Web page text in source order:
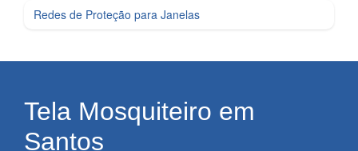
Redes de Proteção para Janelas
Tela Mosquiteiro em
Santos